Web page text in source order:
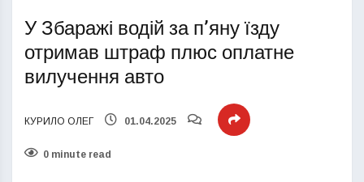
У Збаражі водій за п’яну їзду
отримав штраф плюс оплатне
вилучення авто
КУРИЛО ОЛЕГ 01.04.2025
0 minute read